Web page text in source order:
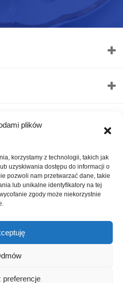
plików
korzystamy z technologii, takich jak
uzyskiwania dostępu do informacji o
pozwoli nam przetwarzać dane, takie
lub unikalne identyfikatory na tej
zgody może niekorzystnie
preferencje
Kontakt